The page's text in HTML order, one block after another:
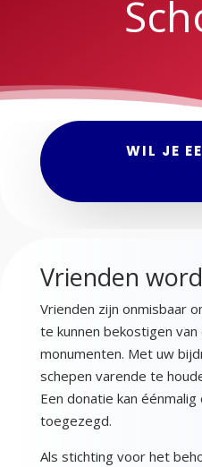
WIL JE
Vrienden
Vrienden zijn onmisbaar
te kunnen bekostigen
monumenten. Met uw
schepen varende te
Een donatie kan
toegezegd.
Als stichting voor het